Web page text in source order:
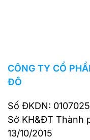
CÔNG TY CỔ
ĐÔ
Số ĐKDN:
Sở KH&ĐT Thành
13/10/2015